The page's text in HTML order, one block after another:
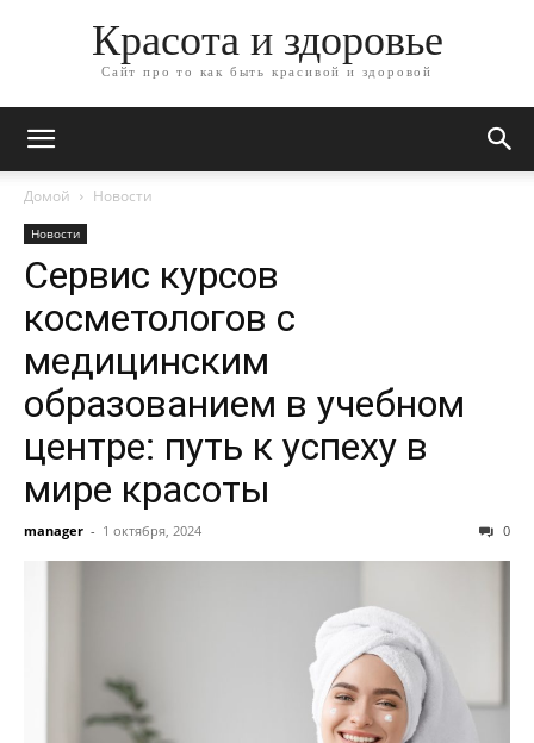
Красота и здоровье
Сайт про то как быть красивой и здоровой
Домой Новости
Новости
Сервис курсов
косметологов с
медицинским
образованием в учебном
центре: путь к успеху в
мире красоты
manager - 1 октября, 2024 0